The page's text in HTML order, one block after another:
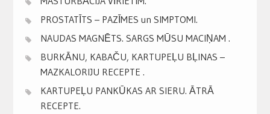
PROSTATĪTS – PAZĪMES un SIMPTOMI.
NAUDAS MAGNĒTS. SARGS MŪSU MACIŅAM .
BURKĀNU, KABAČU, KARTUPEĻU BĻINAS –
MAZKALORIJU RECEPTE .
KARTUPEĻU PANKŪKAS AR SIERU. ĀTRĀ
RECEPTE.